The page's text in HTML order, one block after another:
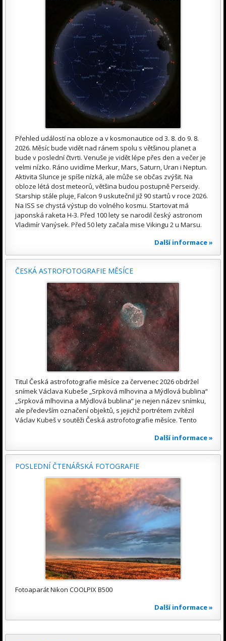
Přehled událostí na obloze a v kosmonautice od 3. 8. do 9. 8.
2026. Měsíc bude vidět nad ránem spolu s většinou planet a
bude v poslední čtvrti. Venuše je vidět lépe přes den a večer je
velmi nízko. Ráno uvidíme Merkur, Mars, Saturn, Uran i Neptun.
Aktivita Slunce je spíše nízká, ale může se občas zvýšit. Na
obloze létá dost meteorů, většina budou postupně Perseidy.
Starship stále pluje, Falcon 9 uskutečnil již 90 startů v roce 2026.
Na ISS se chystá výstup do volného kosmu. Startovat má
japonská raketa H-3. Před 100 lety se narodil český astronom
Vladimír Vanýsek. Před 50 lety začala mise Vikingu 2 u Marsu.
Další informace »
ČESKÁ ASTROFOTOGRAFIE MĚSÍCE
Titul Česká astrofotografie měsíce za červenec 2026 obdržel
snímek Václava Kubeše „Srpková mlhovina a Mýdlová bublina“
„Srpková mlhovina a Mýdlová bublina“ je nejen název snímku,
ale především označení objektů, s jejichž portrétem zvítězil
Václav Kubeš v soutěži Česká astrofotografie měsíce. Tento
Další informace »
POSLEDNÍ ČTENÁŘSKÁ FOTOGRAFIE
Fotoaparát Nikon COOLPIX B500
Další informace »